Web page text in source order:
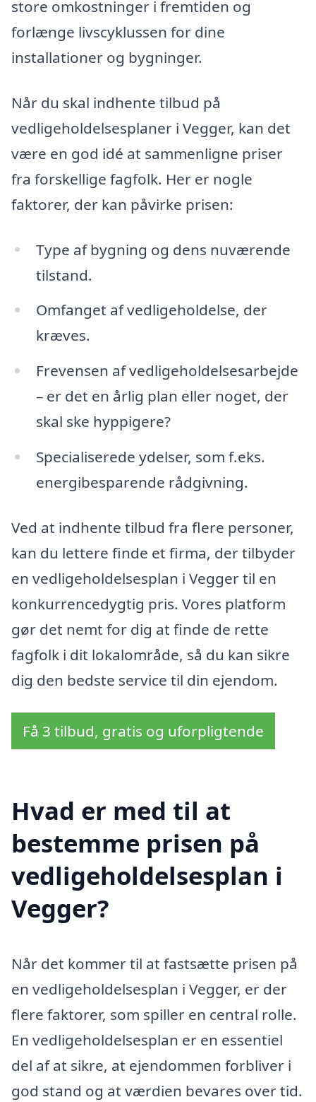
store omkostninger i fremtiden og
forlænge livscyklussen for dine
installationer og bygninger.
Når du skal indhente tilbud på
vedligeholdelsesplaner i Vegger, kan det
være en god idé at sammenligne priser
fra forskellige fagfolk. Her er nogle
faktorer, der kan påvirke prisen:
Type af bygning og dens nuværende
tilstand.
Omfanget af vedligeholdelse, der
kræves.
Frevensen af vedligeholdelsesarbejde
– er det en årlig plan eller noget, der
skal ske hyppigere?
Specialiserede ydelser, som f.eks.
energibesparende rådgivning.
Ved at indhente tilbud fra flere personer,
kan du lettere finde et firma, der tilbyder
en vedligeholdelsesplan i Vegger til en
konkurrencedygtig pris. Vores platform
gør det nemt for dig at finde de rette
fagfolk i dit lokalområde, så du kan sikre
dig den bedste service til din ejendom.
Få 3 tilbud, gratis og uforpligtende
Hvad er med til at
bestemme prisen på
vedligeholdelsesplan i
Vegger?
Når det kommer til at fastsætte prisen på
en vedligeholdelsesplan i Vegger, er der
flere faktorer, som spiller en central rolle.
En vedligeholdelsesplan er en essentiel
del af at sikre, at ejendommen forbliver i
god stand og at værdien bevares over tid.